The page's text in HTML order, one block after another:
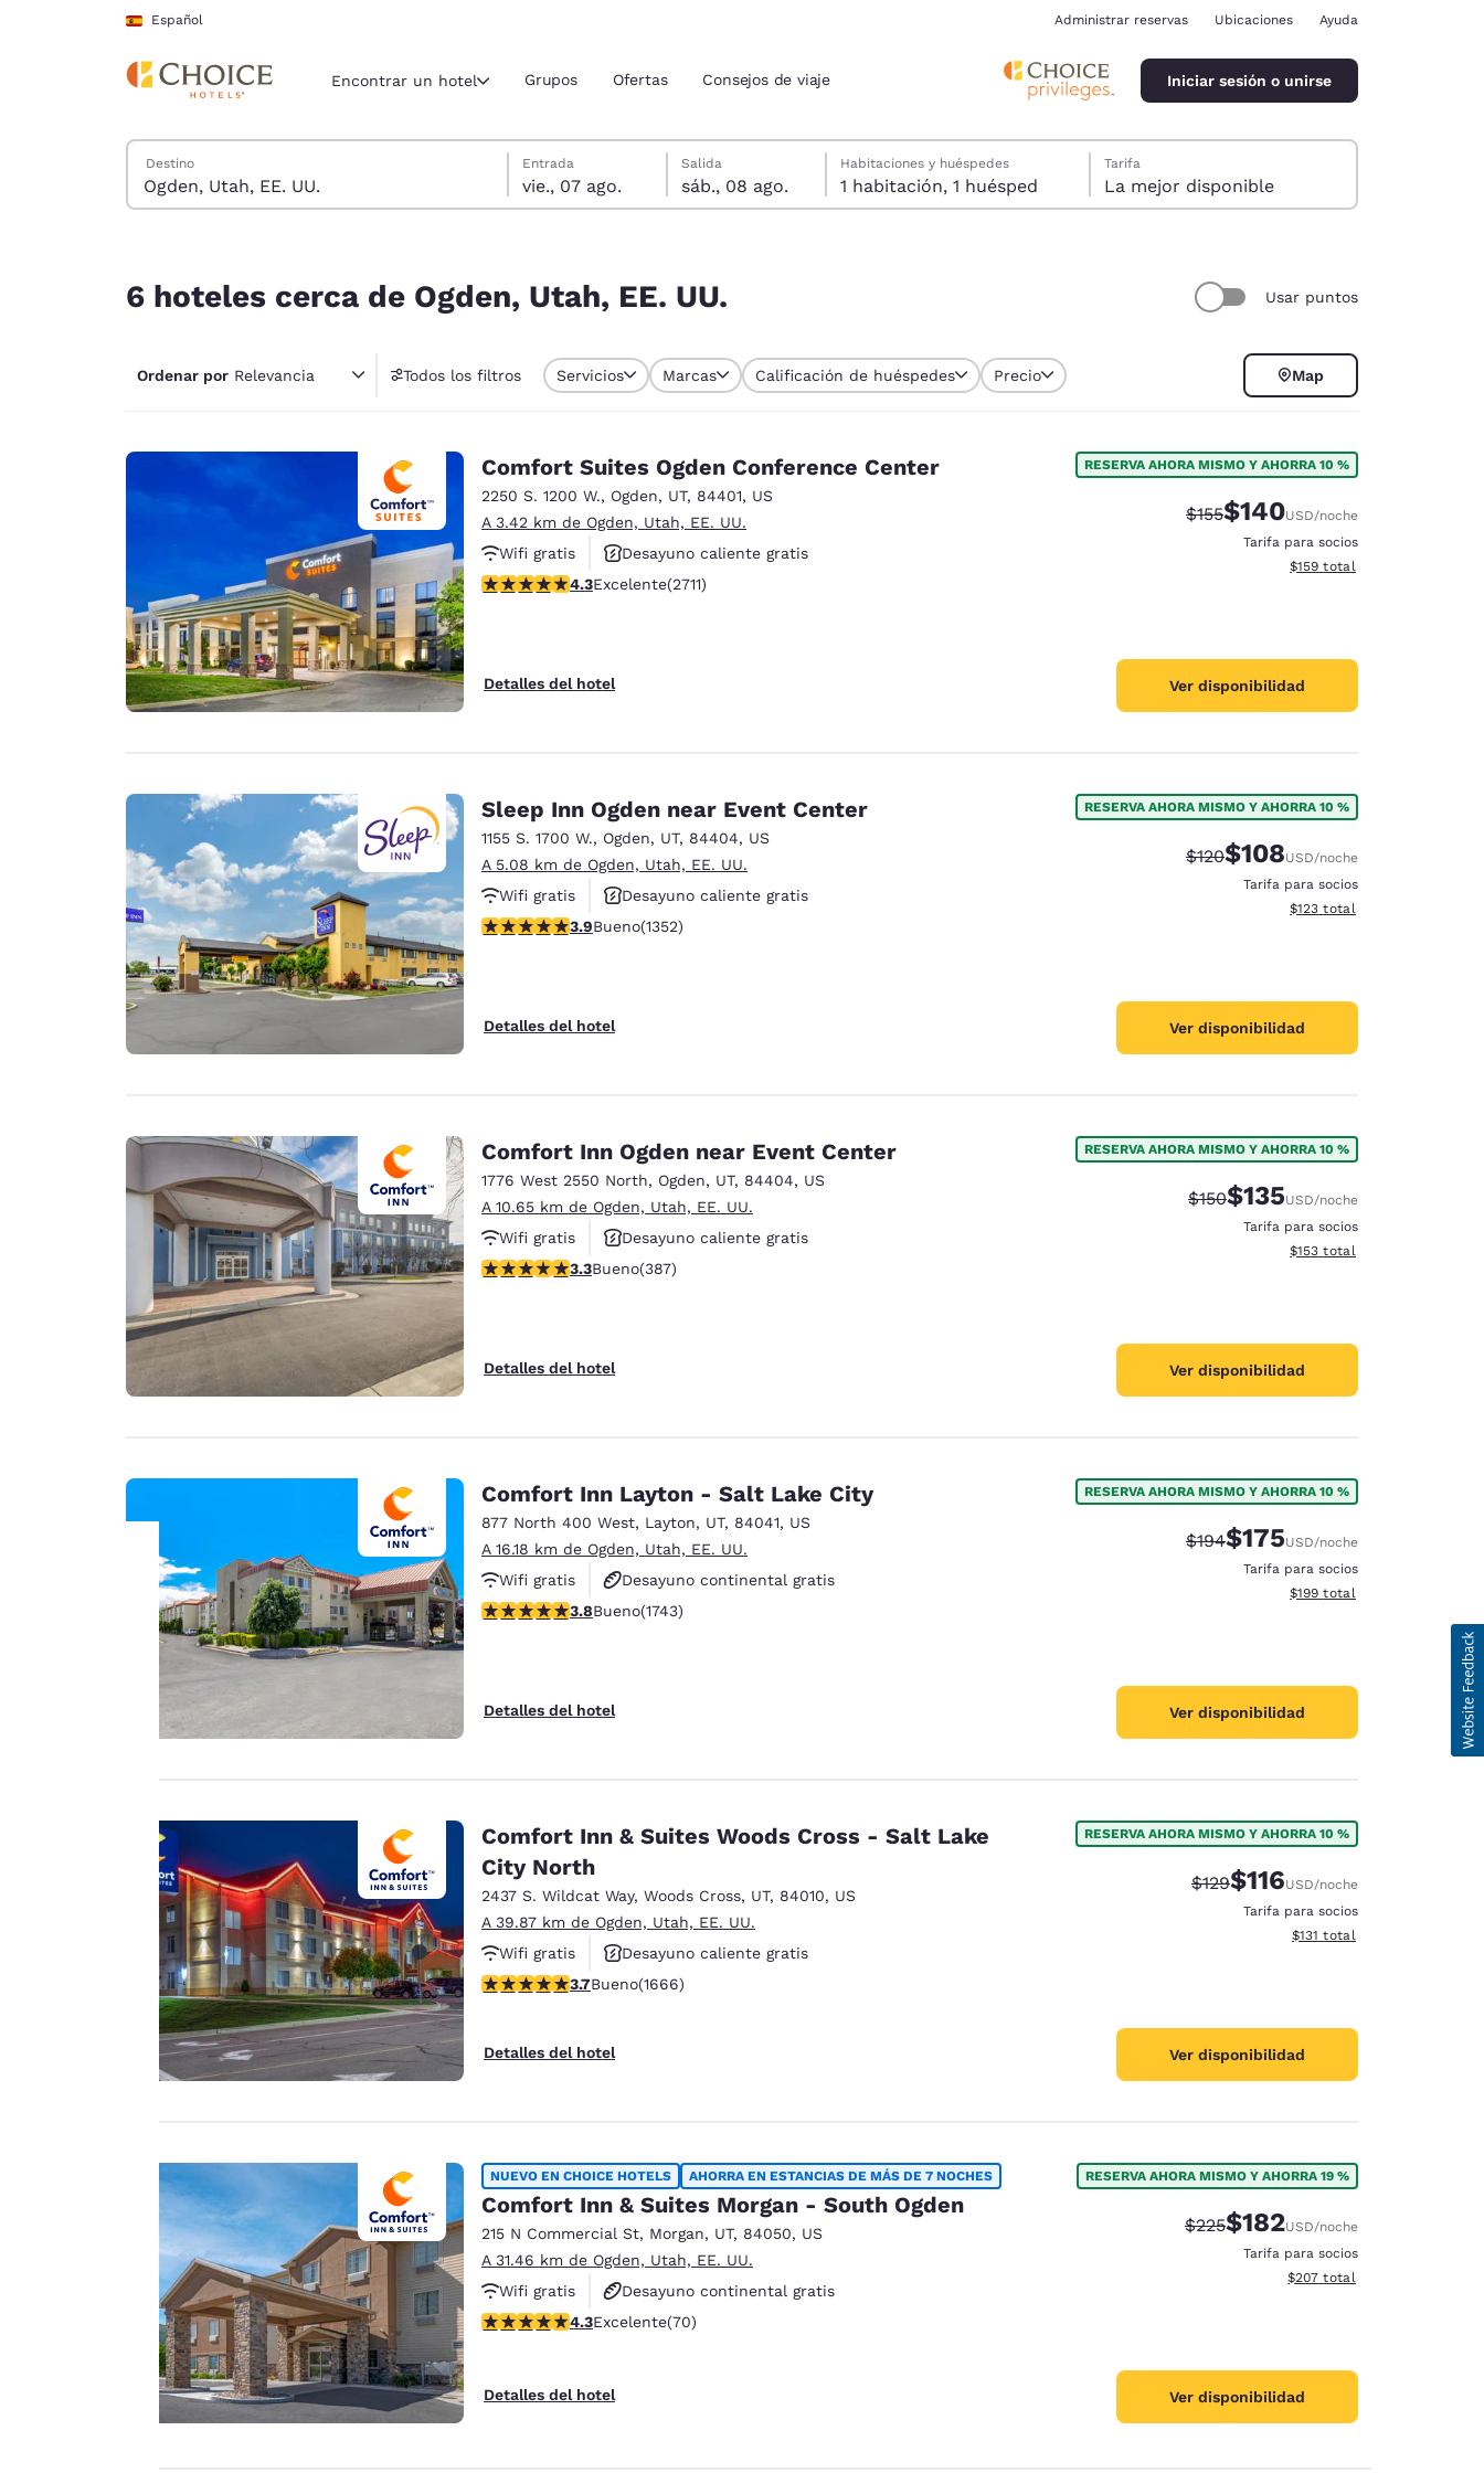
Saltar A Contenido Principal
Español
Región y ubicación actuales
América
English Español Español
México
Español
Europa
Deutschland
Deutsch
Spain
English
United Kingdom
English
Asia-Pacífico
Australia
English
India
English
Administrar reservas Ubicaciones Ayuda
Encontrar un hotel Grupos Ofertas Consejos de viaje Iniciar sesión o unirse
Buscar hoteles
Destino
viernes, 7 de agosto
Entrada
vie., 07 ago.
sábado, 8 de agosto
Salida
sáb., 08 ago.
Fecha de salida seleccionada: sábado, 8 de agosto
Fecha de entrada seleccionada: viernes, 7 de agosto
Habitaciones y huéspedes
1 habitación, 1 huésped
Tarifa
La mejor disponible
6 hoteles cerca de Ogden, Utah, EE. UU. Usar puntos
Ordenar por Relevancia Todos los filtros Servicios Marcas Calificación de huéspedes Precio Map
Comfort Suites Ogden Conference Center
2250 S. 1200 W., Ogden, UT, 84401, US
A 3.42 km de Ogden, Utah, EE. UU.
Wifi gratis
Desayuno caliente gratis
Hoteles que aceptan mascotas
Calificación de 4.29 estrellas. Excelente. 2711 reseñas
4.3Excelente(2711)
Detalles del hotel
RESERVA AHORA MISMO Y AHORRA 10 %
Tarifa tachada:
$155Tarifa reducida:
$140USD/noche
Tarifa para socios
Ver detalles totales
$159 total
Ver disponibilidad
Sleep Inn Ogden near Event Center
1155 S. 1700 W., Ogden, UT, 84404, US
A 5.08 km de Ogden, Utah, EE. UU.
Wifi gratis
Desayuno caliente gratis
Hoteles que aceptan mascotas
Calificación de 3.92 estrellas. Bueno. 1352 reseñas
3.9Bueno(1352)
Detalles del hotel
RESERVA AHORA MISMO Y AHORRA 10 %
Tarifa tachada:
$120Tarifa reducida:
$108USD/noche
Tarifa para socios
Ver detalles totales
$123 total
Ver disponibilidad
Comfort Inn Ogden near Event Center
1776 West 2550 North, Ogden, UT, 84404, US
A 10.65 km de Ogden, Utah, EE. UU.
Wifi gratis
Desayuno caliente gratis
Hoteles que aceptan mascotas
Calificación de 3.25 estrellas. Bueno. 387 reseñas
3.3Bueno(387)
Detalles del hotel
RESERVA AHORA MISMO Y AHORRA 10 %
Tarifa tachada:
$150Tarifa reducida:
$135USD/noche
Tarifa para socios
Ver detalles totales
$153 total
Ver disponibilidad
Comfort Inn Layton - Salt Lake City
877 North 400 West, Layton, UT, 84041, US
A 16.18 km de Ogden, Utah, EE. UU.
Wifi gratis
Desayuno continental gratis
Desayuno caliente gratis
Calificación de 3.84 estrellas. Bueno. 1743 reseñas
3.8Bueno(1743)
Detalles del hotel
RESERVA AHORA MISMO Y AHORRA 10 %
Tarifa tachada:
$194Tarifa reducida:
$175USD/noche
Tarifa para socios
Ver detalles totales
$199 total
Ver disponibilidad
Comfort Inn & Suites Woods Cross - Salt Lake
City North
2437 S. Wildcat Way, Woods Cross, UT, 84010, US
A 39.87 km de Ogden, Utah, EE. UU.
Wifi gratis
Desayuno caliente gratis
Hoteles que aceptan mascotas
Calificación de 3.73 estrellas. Bueno. 1666 reseñas
3.7Bueno(1666)
Detalles del hotel
RESERVA AHORA MISMO Y AHORRA 10 %
Tarifa tachada:
$129Tarifa reducida:
$116USD/noche
Tarifa para socios
Ver detalles totales
$131 total
Ver disponibilidad
NUEVO EN CHOICE HOTELS AHORRA EN ESTANCIAS DE MÁS DE 7 NOCHES
Comfort Inn & Suites Morgan - South Ogden
215 N Commercial St, Morgan, UT, 84050, US
A 31.46 km de Ogden, Utah, EE. UU.
Wifi gratis
Desayuno continental gratis
Desayuno caliente gratis
Calificación de 4.34 estrellas. Excelente. 70 reseñas
4.3Excelente(70)
Detalles del hotel
RESERVA AHORA MISMO Y AHORRA 19 %
Tarifa tachada:
$225Tarifa reducida:
$182USD/noche
Tarifa para socios
Ver detalles totales
$207 total
Ver disponibilidad
privacidad
importante
nosotros.
Nuestro sitio web
utiliza cookies,
incluidas cookies de
terceros, con fines de
rendimiento y para
ofrecerte una
experiencia web
personalizada al
preferencias de
navegación. Esto nos
permite recordar tus
datos, mostrarte
productos de interés
y seguir mejorando
nuestros servicios.
Puedes cambiar estos
ajustes en cualquier
Aceptar todas las cookies Rechazar todas las cookies